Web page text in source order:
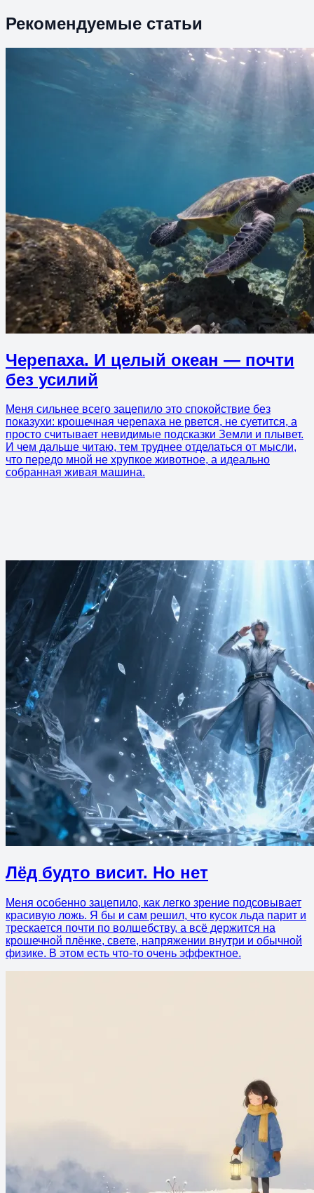
Рекомендуемые статьи
Черепаха. И целый океан — почти
без усилий
Меня сильнее всего зацепило это спокойствие без
показухи: крошечная черепаха не рвется, не суетится, а
просто считывает невидимые подсказки Земли и плывет.
И чем дальше читаю, тем труднее отделаться от мысли,
что передо мной не хрупкое животное, а идеально
собранная живая машина.
Лёд будто висит. Но нет
Меня особенно зацепило, как легко зрение подсовывает
красивую ложь. Я бы и сам решил, что кусок льда парит и
трескается почти по волшебству, а всё держится на
крошечной плёнке, свете, напряжении внутри и обычной
физике. В этом есть что-то очень эффектное.